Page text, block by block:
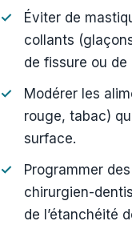
Éviter de
collants
de fissure ou de
Modérer les
rouge, tabac)
surface.
Programmer des
chirurgien-
de l’étanchéité